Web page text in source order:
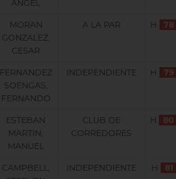
ANGEL
MORAN
GONZALEZ,
CESAR
A LA PAR H 78
FERNANDEZ
SOENGAS,
FERNANDO
INDEPENDIENTE H 79
ESTEBAN
MARTIN,
MANUEL
CLUB DE
CORREDORES
H 80
CAMPBELL,
INDEPENDIENTE H 81